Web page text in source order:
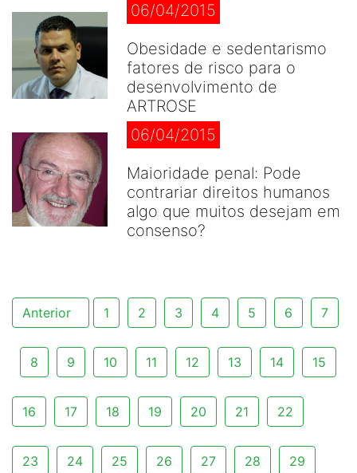
06/04/2015
Obesidade e sedentarismo
fatores de risco para o
desenvolvimento de
ARTROSE
06/04/2015
Maioridade penal: Pode
contrariar direitos humanos
algo que muitos desejam em
consenso?
Anterior 1 2 3 4 5 6 7
8 9 10 11 12 13 14 15
16 17 18 19 20 21 22
23 24 25 26 27 28 29